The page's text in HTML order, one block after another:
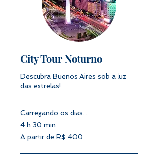
City Tour Noturno
Descubra Buenos Aires sob a luz
das estrelas!
Carregando os dias...
4 h 30 min
A
partir
A partir de R$ 400